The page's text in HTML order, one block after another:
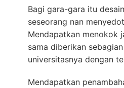
Bagi gara-gara itu
seseorang nan
Mendapatkan menokok
sama diberikan
universitasnya dengan
Mendapatkan